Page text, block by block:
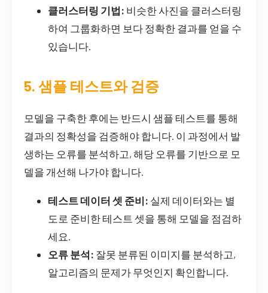
클러스터링 기법: 비슷한 사진을 클러스터링
하여 그룹화하면 보다 정확한 결과를 얻을 수
있습니다.
5. 샘플 테스트와 검증
모델을 구축한 후에는 반드시 샘플 테스트를 통해
결과의 정확성을 검증해야 합니다. 이 과정에서 발
생하는 오류를 분석하고, 해당 오류를 기반으로 모
델을 개선해 나가야 합니다.
테스트 데이터 셋 준비: 실제 데이터와는 별
도로 준비한 테스트 셋을 통해 모델을 점검하
세요.
오류 분석: 잘못 분류된 이미지를 분석하고,
알고리즘의 문제가 무엇인지 확인합니다.